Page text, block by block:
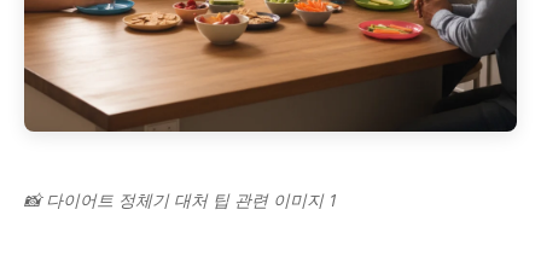
📸 다이어트 정체기 대처 팁 관련 이미지 1